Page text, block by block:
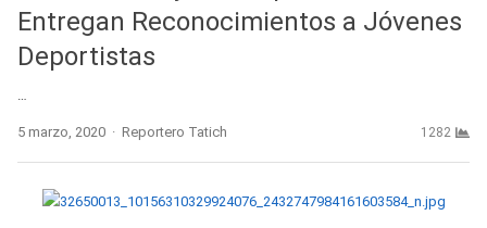
Entregan Reconocimientos a Jóvenes
Deportistas
…
5 marzo, 2020 Author
Reportero Tatich 1282